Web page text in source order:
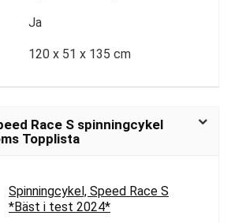
Ja
120 x 51 x 135 cm
Race S spinningcykel
Topplista
Spinningcykel, Speed Race S
*Bäst i test 2024*